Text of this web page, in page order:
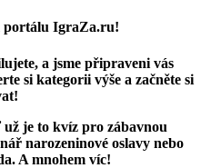
portálu IgraZa.ru!
a jsme připraveni vás
si kategorii výše a začněte si
je to kvíz pro zábavnou
narozeninové oslavy nebo
A mnohem víc!